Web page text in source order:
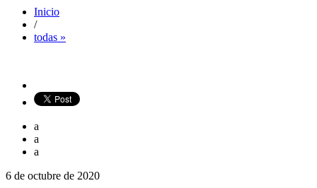
Inicio
/
todas »
a
a
a
6 de octubre de 2020